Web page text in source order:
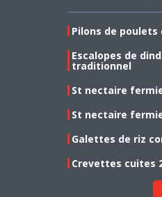
Pilons de poulets
Escalopes de
traditionnel
St nectaire
St nectaire
Galettes de riz
Crevettes cuites